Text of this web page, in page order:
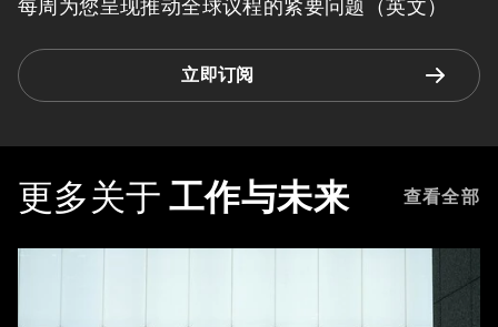
每周为您呈现推动全球议程的紧要问题（英文）
立即订阅
更多关于 工作与未来 查看全部